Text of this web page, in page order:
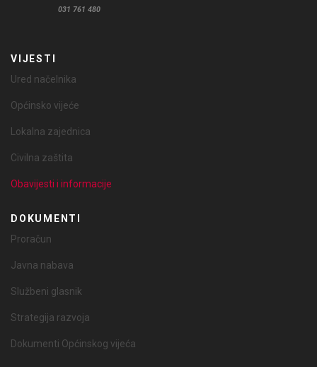
031 761 480
VIJESTI
Ured načelnika
Općinsko vijeće
Lokalna zajednica
Civilna zaštita
Obavijesti i informacije
DOKUMENTI
Proračun
Javna nabava
Službeni glasnik
Strategija razvoja
Dokumenti Općinskog vijeća